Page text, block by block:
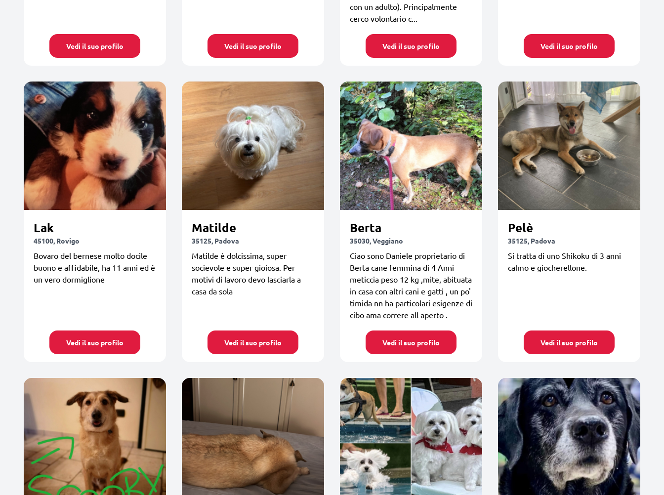
Vedi il suo profilo Vedi il suo profilo
con un adulto). Principalmente
cerco volontario c...
Vedi il suo profilo Vedi il suo profilo
Lak
45100, Rovigo
Bovaro del bernese molto docile
buono e affidabile, ha 11 anni ed è
un vero dormiglione
Vedi il suo profilo
Matilde
35125, Padova
Matilde è dolcissima, super
socievole e super gioiosa. Per
motivi di lavoro devo lasciarla a
casa da sola
Vedi il suo profilo
Berta
35030, Veggiano
Ciao sono Daniele proprietario di
Berta cane femmina di 4 Anni
meticcia peso 12 kg ,mite, abituata
in casa con altri cani e gatti , un po'
timida nn ha particolari esigenze di
cibo ama correre all aperto .
Vedi il suo profilo
Pelè
35125, Padova
Si tratta di uno Shikoku di 3 anni
calmo e giocherellone.
Vedi il suo profilo